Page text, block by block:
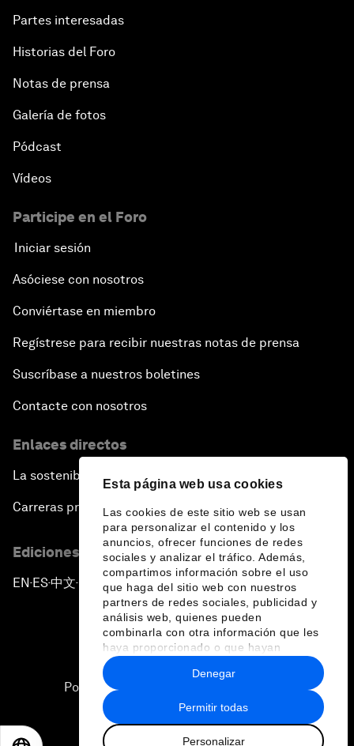
Esta página web usa cookies
Las cookies de este sitio web se usan
para personalizar el contenido y los
anuncios, ofrecer funciones de redes
sociales y analizar el tráfico. Además,
compartimos información sobre el uso
que haga del sitio web con nuestros
partners de redes sociales, publicidad y
análisis web, quienes pueden
combinarla con otra información que les
haya proporcionado o que hayan
recopilado a partir del uso que haya
hecho de sus servicios.
Permitir todas
Personalizar
Denegar
Partes interesadas
Historias del Foro
Notas de prensa
Galería de fotos
Pódcast
Vídeos
Participe en el Foro
Iniciar sesión
Asóciese con nosotros
Conviértase en miembro
Regístrese para recibir nuestras notas de prensa
Suscríbase a nuestros boletines
Contacte con nosotros
Enlaces directos
La sostenibilidad en el Foro
Carreras profesionales
Ediciones en otros idiomas
EN ▪ES▪中文▪ 日本語
Política de privacidad y normas de uso
Sitemap